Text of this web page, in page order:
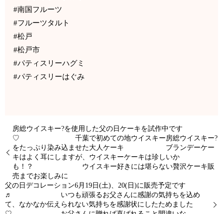
#南国フルーツ
#フルーツタルト
#松戸
#松戸市
#パティスリーハグミ
#パティスリーはぐみ
房総ウイスキー?を使用した父の日ケーキを試作中です
♡ 千葉で初めての地ウイスキー房総ウイスキー?
をたっぷり染み込ませた大人ケーキ ブランデーケー
キはよく耳にしますが、ウイスキーケーキは珍しいか
も！？ ウイスキー好きには堪らない贅沢ケーキ販
売までお楽しみに
父の日デコレーション6月19日(土)、20(日)に販売予定です
♬ いつも頑張るお父さんに感謝の気持ちを込め
て、なかなか伝えられない気持ちを感謝状にしたためました